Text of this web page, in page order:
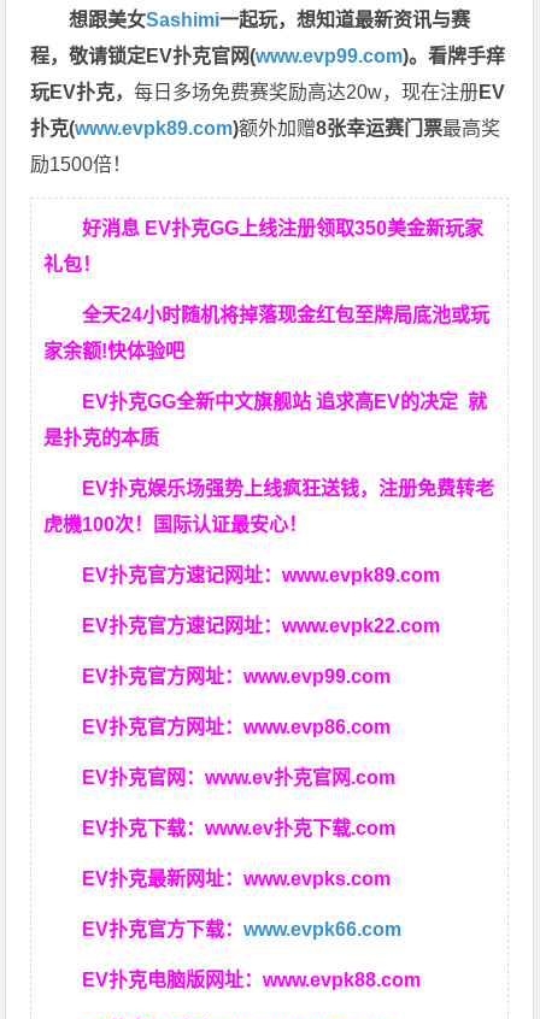
想跟美女Sashimi一起玩，想知道最新资讯与赛
程，敬请锁定EV扑克官网(www.evp99.com)。看牌手痒
玩EV扑克，每日多场免费赛奖励高达20w，现在注册EV
扑克(www.evpk89.com)额外加赠8张幸运赛门票最高奖
励1500倍！
好消息 EV扑克GG上线注册领取350美金新玩家
礼包！
全天24小时随机将掉落现金红包至牌局底池或玩
家余额!快体验吧
EV扑克GG全新中文旗舰站 追求高EV的决定就
是扑克的本质
EV扑克娱乐场强势上线疯狂送钱，注册免费转老
虎機100次！国际认证最安心！
EV扑克官方速记网址：www.evpk89.com
EV扑克官方速记网址：www.evpk22.com
EV扑克官方网址：www.evp99.com
EV扑克官方网址：www.evp86.com
EV扑克官网：www.ev扑克官网.com
EV扑克下载：www.ev扑克下载.com
EV扑克最新网址：www.evpks.com
EV扑克官方下载：www.evpk66.com
EV扑克电脑版网址：www.evpk88.com